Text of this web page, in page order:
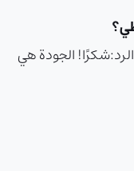
الرد:شكرًا! الجودة هي